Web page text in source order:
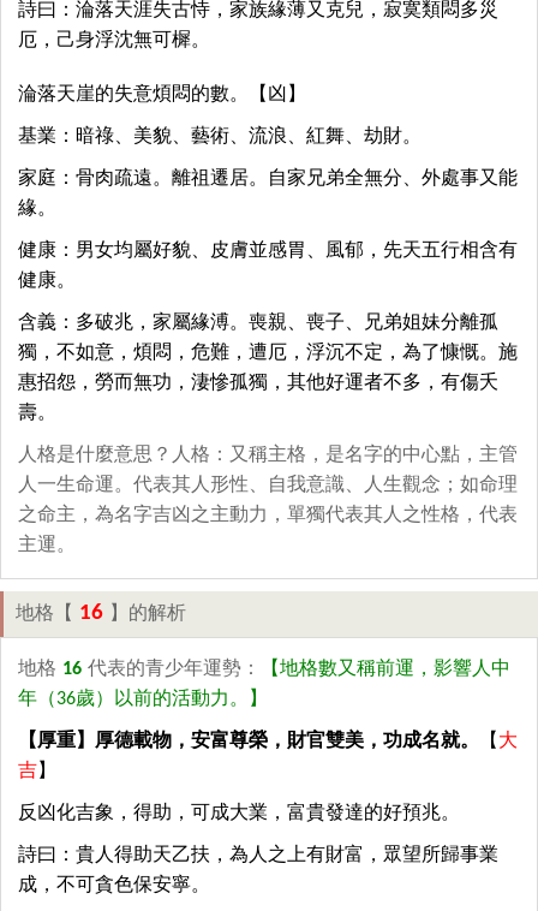
詩曰：淪落天涯失古恃，家族緣薄又克兒，寂寞類悶多災
厄，己身浮沈無可樨。
淪落天崖的失意煩悶的數。【凶】
基業：暗祿、美貌、藝術、流浪、紅舞、劫財。
家庭：骨肉疏遠。離祖遷居。自家兄弟全無分、外處事又能
緣。
健康：男女均屬好貌、皮膚並感胃、風郁，先天五行相含有
健康。
含義：多破兆，家屬緣溥。喪親、喪子、兄弟姐妹分離孤
獨，不如意，煩悶，危難，遭厄，浮沉不定，為了慷慨。施
惠招怨，勞而無功，淒慘孤獨，其他好運者不多，有傷夭
壽。
人格是什麼意思？人格：又稱主格，是名字的中心點，主管
人一生命運。代表其人形性、自我意識、人生觀念；如命理
之命主，為名字吉凶之主動力，單獨代表其人之性格，代表
主運。
地格【 16 】的解析
地格 16 代表的青少年運勢：
【地格數又稱前運，影響人中
年（36歲）以前的活動力。】
【厚重】厚德載物，安富尊榮，財官雙美，功成名就。 【 大
吉】
反凶化吉象，得助，可成大業，富貴發達的好預兆。
詩曰：貴人得助天乙扶，為人之上有財富，眾望所歸事業
成，不可貪色保安寧。